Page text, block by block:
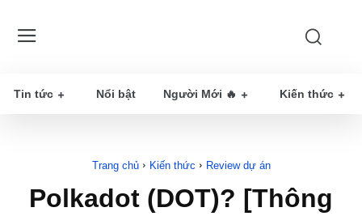
Tin tức Nổi bật Người Mới 🔥 Kiến thức
Trang chủ Kiến thức Review dự án
Polkadot (DOT)? [Thông